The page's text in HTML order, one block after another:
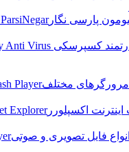
پارسی نگار ParsiNegar
2025
Anti Virus
مختلفFlash Player
اکسپلوررExplorer
فایل تصویری و صوتی